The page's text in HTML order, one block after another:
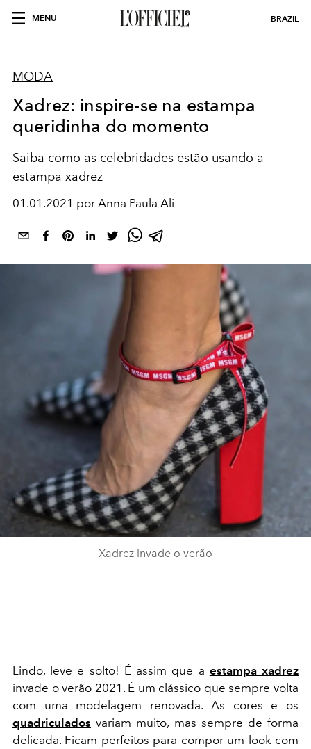
MENU BRAZIL
MODA
Xadrez: inspire-se na estampa
queridinha do momento
Saiba como as celebridades estão usando a
estampa xadrez
01.01.2021 por Anna Paula Ali
Xadrez invade o verão
Lindo, leve e solto! É assim que a estampa xadrez
invade o verão 2021. É um clássico que sempre volta
com uma modelagem renovada. As cores e os
quadriculados variam muito, mas sempre de forma
delicada. Ficam perfeitos para compor um look com